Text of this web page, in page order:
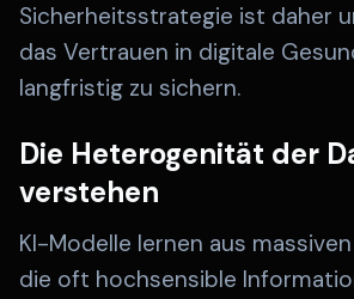
Sicherheitsstrategie ist daher
das Vertrauen in digitale
langfristig zu sichern.
Die Heterogenität der
verstehen
KI-Modelle lernen aus
die oft hochsensible